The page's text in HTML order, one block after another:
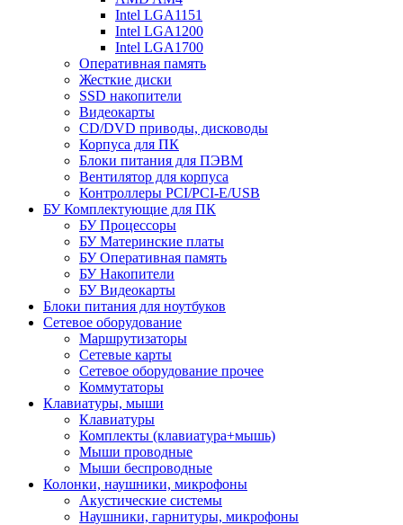
Intel LGA1151
Intel LGA1200
Intel LGA1700
Оперативная память
Жесткие диски
SSD накопители
Видеокарты
CD/DVD приводы, дисководы
Корпуса для ПК
Блоки питания для ПЭВМ
Вентилятор для корпуса
Контроллеры PCI/PCI-E/USB
БУ Комплектующие для ПК
БУ Процессоры
БУ Материнские платы
БУ Оперативная память
БУ Накопители
БУ Видеокарты
Блоки питания для ноутбуков
Сетевое оборудование
Маршрутизаторы
Сетевые карты
Сетевое оборудование прочее
Коммутаторы
Клавиатуры, мыши
Клавиатуры
Комплекты (клавиатура+мышь)
Мыши проводные
Мыши беспроводные
Колонки, наушники, микрофоны
Акустические системы
Наушники, гарнитуры, микрофоны